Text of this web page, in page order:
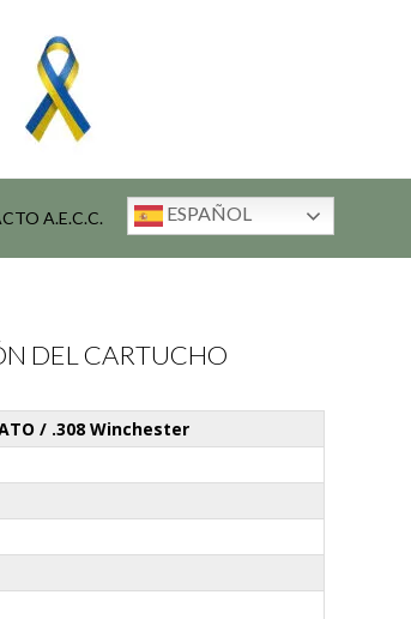
A.E.C.C. ESPAÑOL
DEL CARTUCHO
/ .308 Winchester